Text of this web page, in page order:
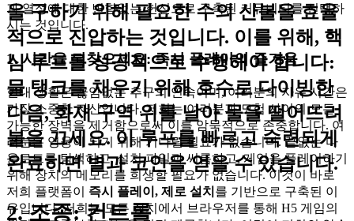
을 구하기 위해 필요한 수의 산불을 효율
적으로 진압하는 것입니다. 이를 위해, 핵
심 루프를 성공적으로 수행해야 합니다:
물 탱크를 채우기 위해 호수로 다이빙한
다음, 화재 구역 위를 날아 물을 떨어뜨려
불을 끄세요.이 루프를 빠르고 숙련되게
완료하면 별과 코인을 얻을 수 있습니다.
2. 조종: 컨트롤
과 열정에 대한 변함없는 헌신으로 구축된 커뮤니티를 선택하
시는 것입니다.
1. 시간을 되찾으세요: 즉시 플레이의 즐거움
현대 생활은 끊임없는 추구의 연속이며, 여러분의 자유 시간은
가장 소중한 자산입니다. 저희는 여러분과 모험 사이의 모든
가능한 장벽을 제거함으로써 이를 암묵적으로 존중합니다. 여
러분은 영웅이 되기 위해 기다릴 필요가 없습니다. 끝없는 다
운로드를 탐색하고, 설치 파일과 씨름하고, 게임을 플레이하기
위해 장치의 메모리를 희생할 필요가 없습니다. 이것이 바로
저희 플랫폼이 즉시 플레이, 제로 설치 를 기반으로 구축된 이
유입니다. 저희는 모든 장치에서 브라우저를 통해 H5 게임의